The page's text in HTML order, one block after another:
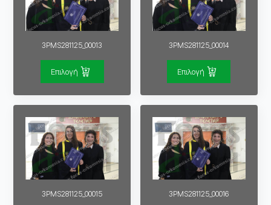
3PMS281125_00013
Επιλογή
3PMS281125_00014
Επιλογή
3PMS281125_00015 3PMS281125_00016